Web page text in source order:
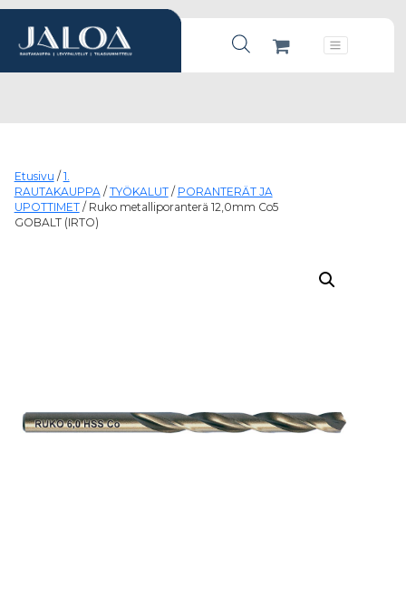
Products search
Päävalikko
Etusivu / 1.
RAUTAKAUPPA/ TYÖKALUT/ PORANTERÄT JA
UPOTTIMET/ Ruko metalliporanterä 12,0mm Co5
GOBALT (IRTO)